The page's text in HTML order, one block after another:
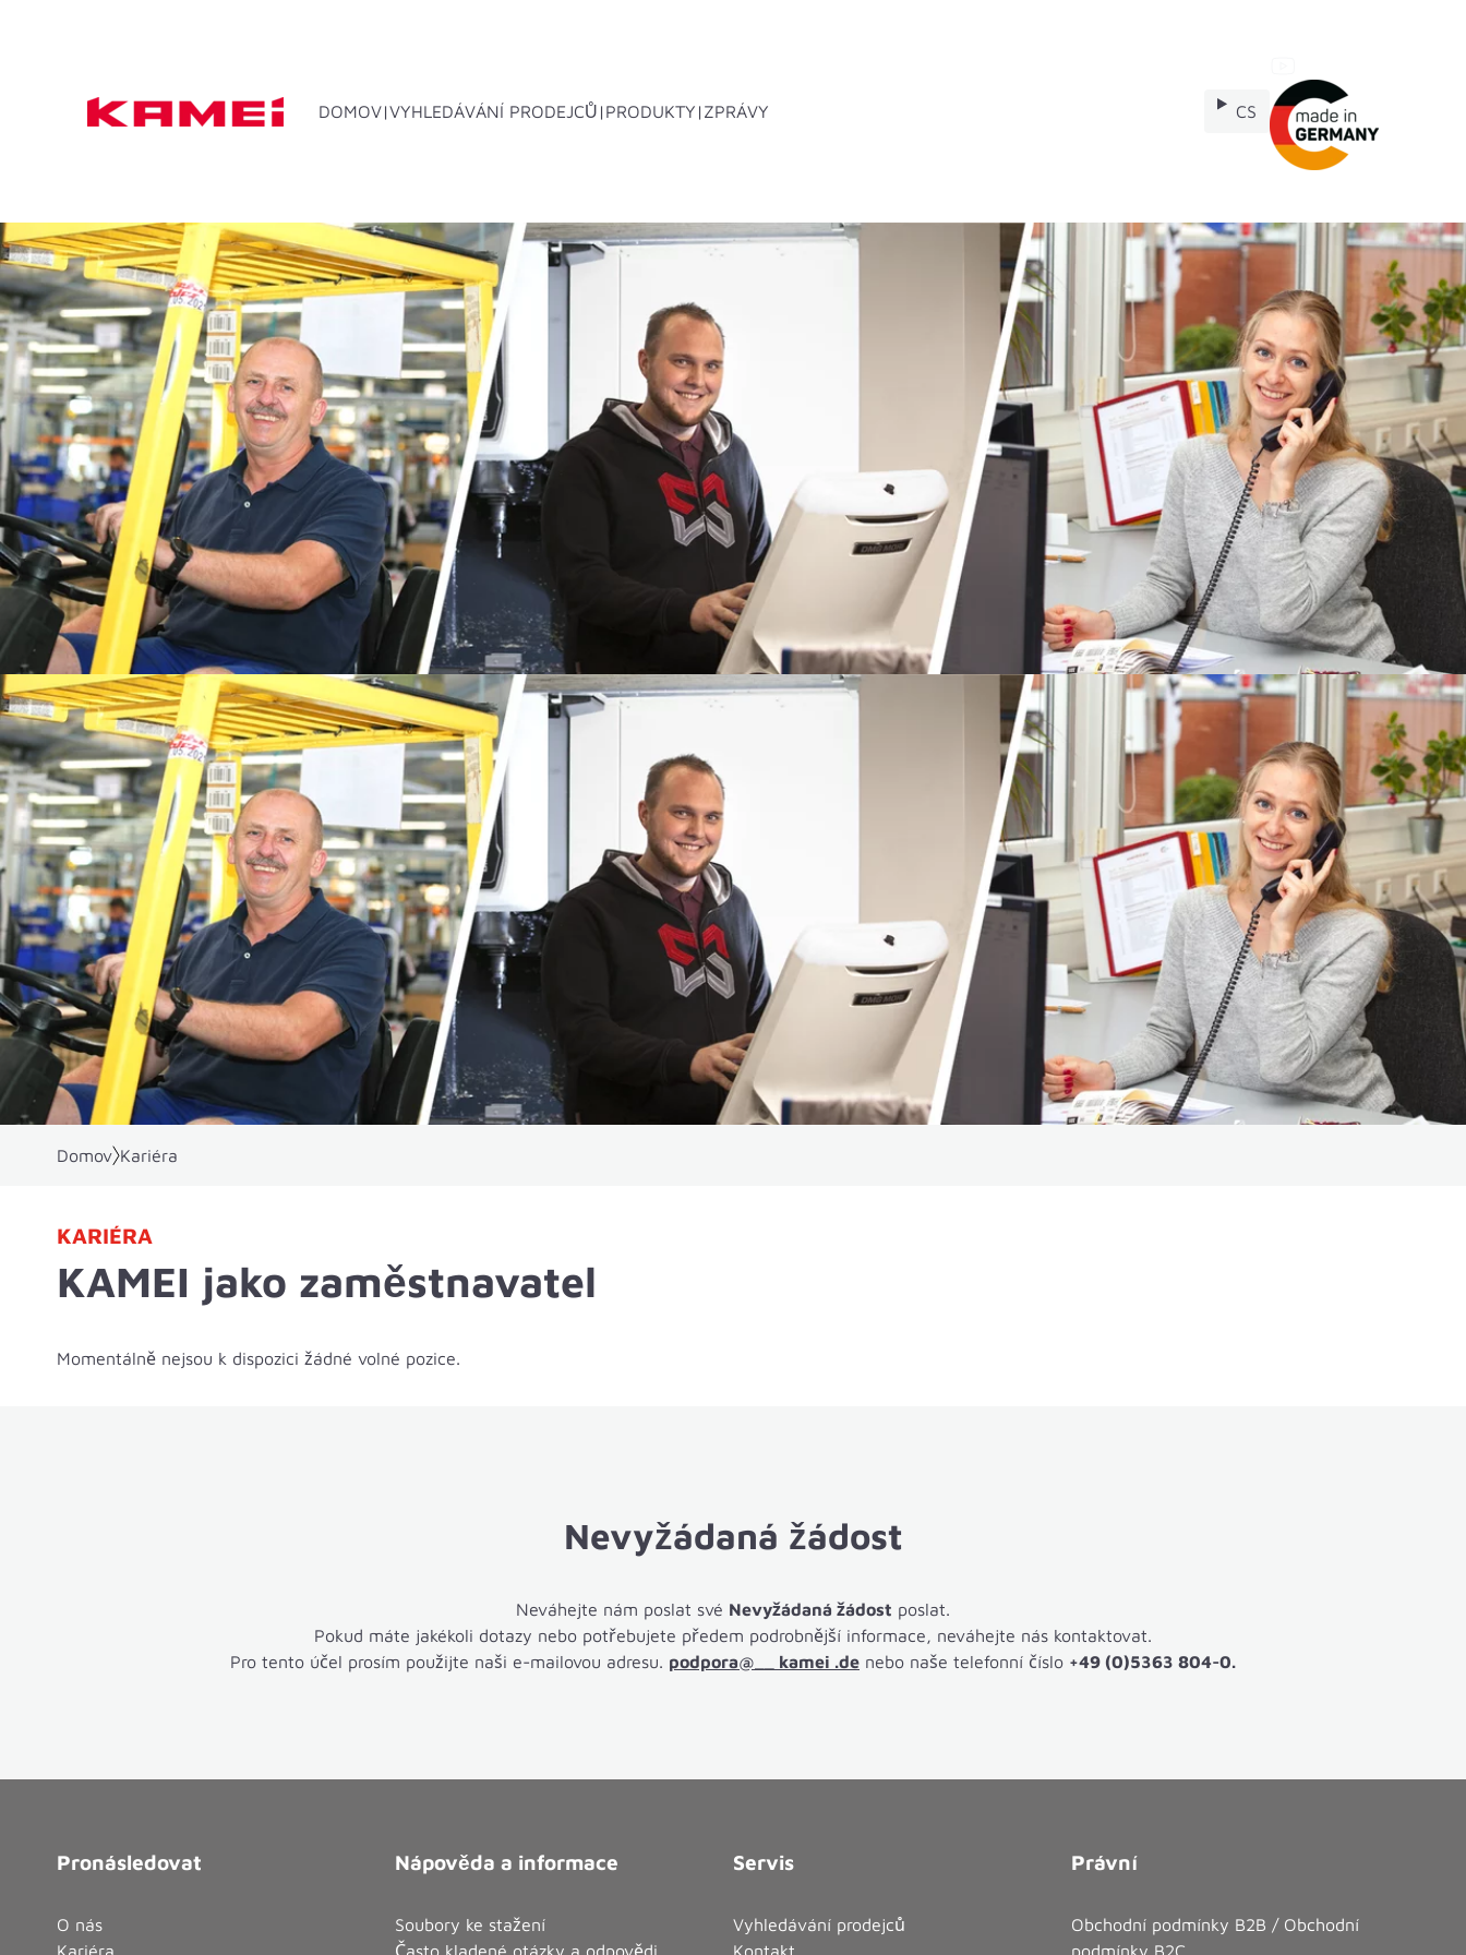
DOMOV VYHLEDÁVÁNÍ PRODEJCŮ PRODUKTY
Střešní boxy Příslušenství Náhradní díly
ZPRÁVY CS
Domov Kariéra
KARIÉRA
KAMEI jako zaměstnavatel
Momentálně nejsou k dispozici žádné volné pozice.
Nevyžádaná žádost
Neváhejte nám poslat své Nevyžádaná žádost poslat.
Pokud máte jakékoli dotazy nebo potřebujete předem podrobnější informace, neváhejte nás kontaktovat.
Pro tento účel prosím použijte naši e-mailovou adresu. podpora@__ kamei .de nebo naše telefonní číslo +49 (0)5363 804-0.
Pronásledovat
O nás
Kariéra
Nápověda a informace
Soubory ke stažení
Často kladené otázky a odpovědi
Servis
Vyhledávání prodejců
Kontakt
Právní
Obchodní podmínky B2B / Obchodní
podmínky B2C